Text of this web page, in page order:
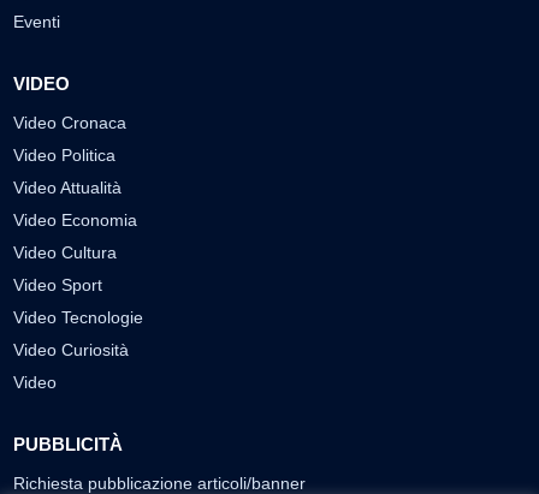
Eventi
VIDEO
Video Cronaca
Video Politica
Video Attualità
Video Economia
Video Cultura
Video Sport
Video Tecnologie
Video Curiosità
Video
PUBBLICITÀ
Richiesta pubblicazione articoli/banner